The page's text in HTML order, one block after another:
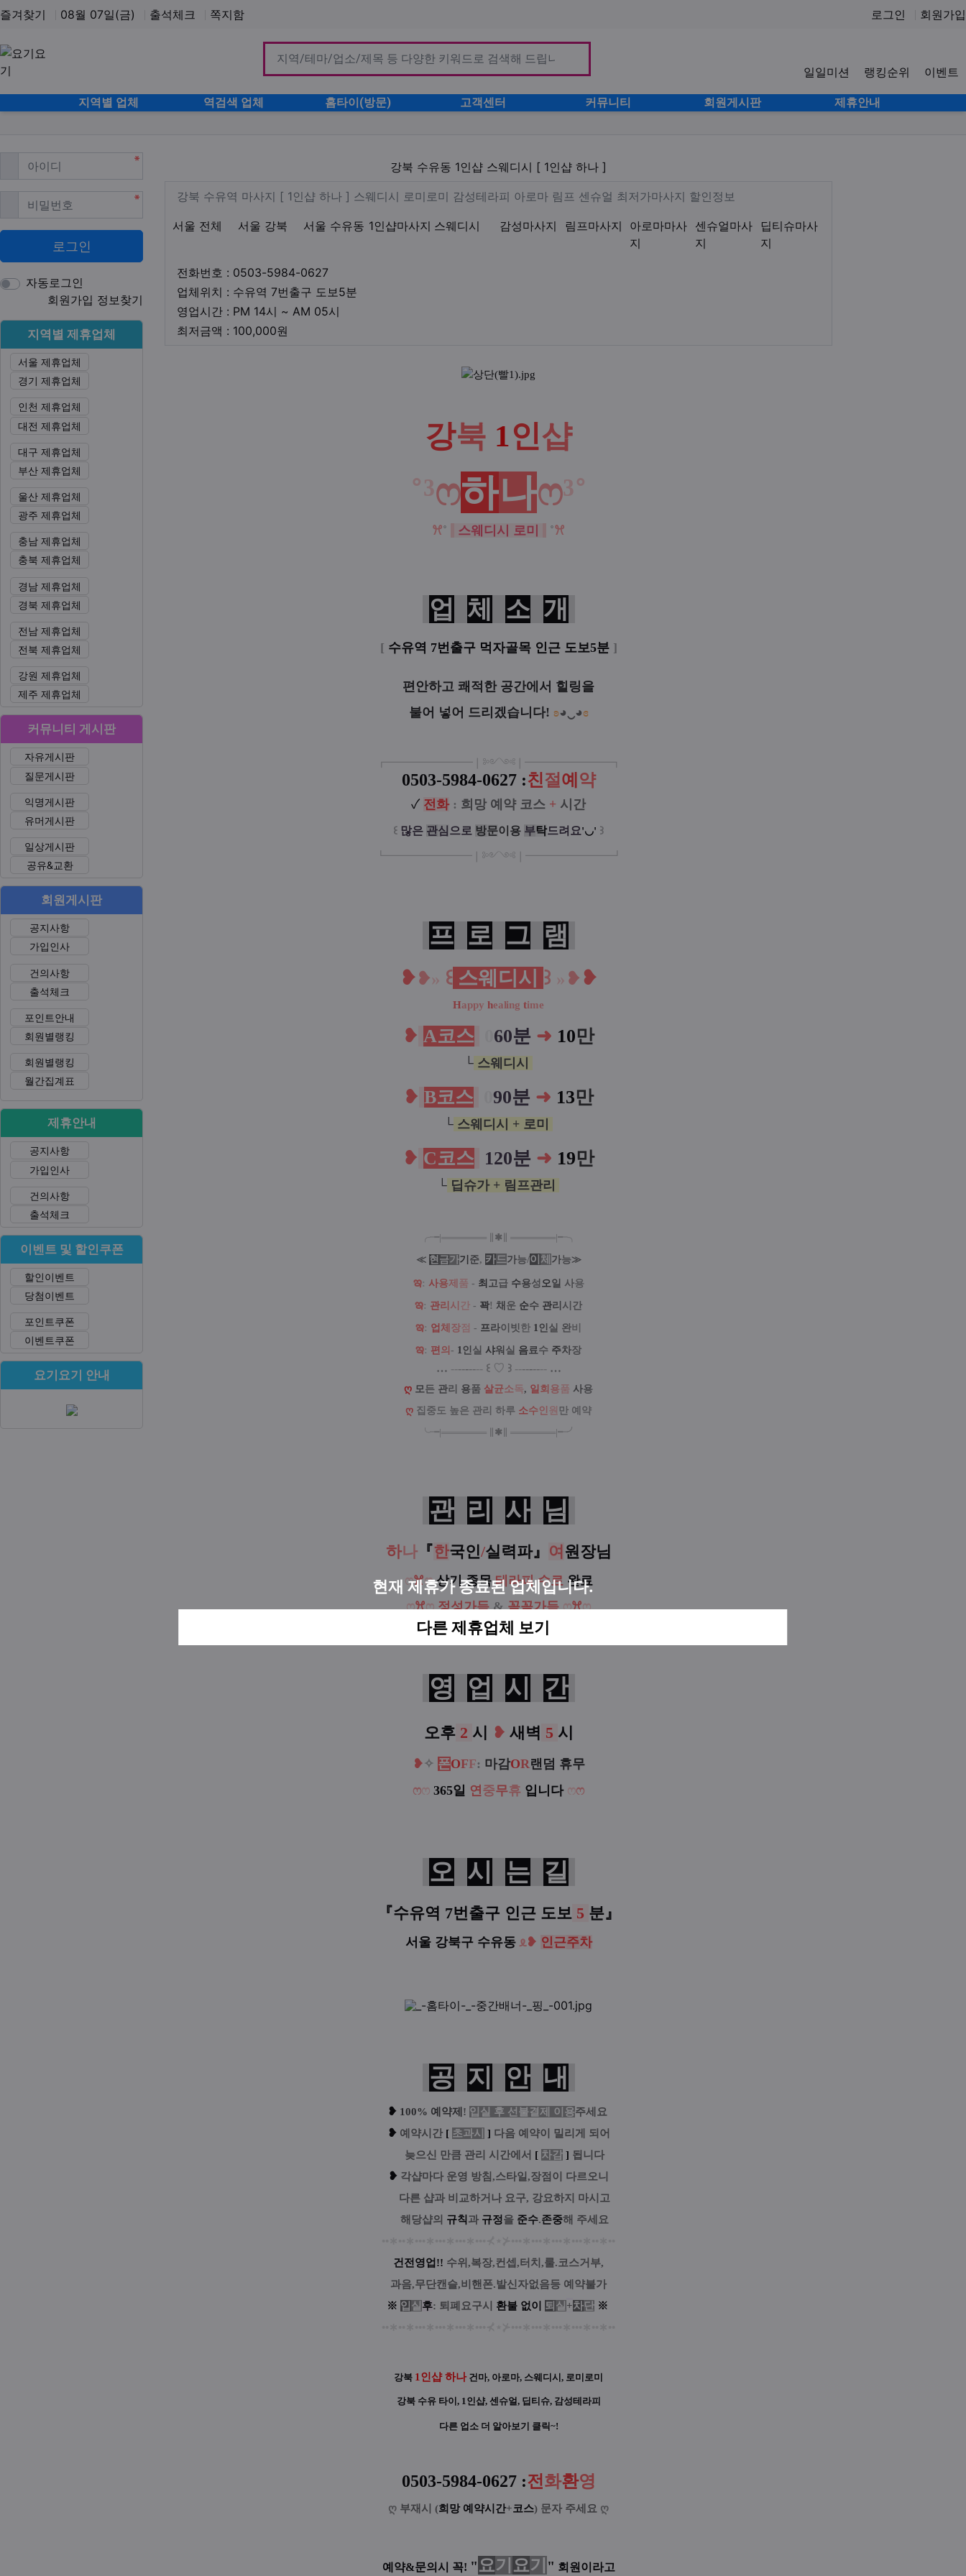
즐겨찾기 08월 07일(금) 출석체크 쪽지함 로그인 회원가입
일일미션 랭킹순위 이벤트
지역별 업체 역검색 업체 홈타이(방문) 고객센터 커뮤니티 회원게시판 제휴안내
현재 제휴가 종료된 업체입니다.
다른 제휴업체 보기
강북 수유동 1인샵 스웨디시 [ 1인샵 하나 ]
강북 수유동 1인샵 스웨디시 [ 1인샵 하나 ]
업체 정보
강북 수유역 마사지 [ 1인샵 하나 ] 스웨디시 로미로미 감성테라피 아로마 림
강북 수유역 마사지 [ 1인샵 하나 ] 스웨디시 로미로미 감성테라피 아로마 림프 센슈얼 최저가마사지 할인정보
서울 전체 서울 강북 서울 수유동
지역1 1인샵마사지 스웨디시 감성마사지 림프마사지
아로마마사
지
센슈얼마사
지
딥티슈마사
지
테마
전화번호 : 0503-5984-0627업체연락처
업체위치 : 수유역 7번출구 도보5분
영업시간 : PM 14시 ~ AM 05시
최저금액 : 100,000원
강북 1인샵
˚³ෆ하나ෆ³˚
ꕮ˚ 스웨디시 로미 ˚ꕮ
업 체 소 개
[ 수유역 7번출구 먹자골목 인근 도보5분 ]
편안하고 쾌적한 공간에서 힐링을
불어 넣어 드리겠습니다! ʚ◕‿◕ɞ
┏━━━━━━━━❘༻༺❘ ━━━━━━━━┓
0503-5984-0627 :친절 예 약
✓ 전화 : 희망 예약 코스 + 시간
꒰ 많은 관심 으로 방문이 용 부탁드려요'◡' ꒱
┗━━━━━━━━❘༻༺❘ ━━━━━━━━┛
프 로 그 램
❥❥» ꒰ 스웨디시 ꒱ » ❥ ❥
Happy healingtime
❥ A코스 60분 ➜ 10만
└ 스웨디시
❥ B코스 090분 ➜ 13만
└ 스웨디시 + 로미
❥ C코스 120분 ➜ 19만
└ 딥슈가 + 림프관리
╭╼|═══════ ✱ ═══════|╾╮
≪ 현 금가기 준, 카드가능/이 체 가능≫
ఇ: 사용제 품 - 최 고급 수용성오일 사용
ఇ: 관리 시 간 - 꽉! 채 운 순수 관리 시간
ఇ: 업 체 장점 - 프라이빗 한 1인실 완비
ఇ: 편 의- 1인실 샤워 실 음료수 주차장
… --------- ꒰ ♡ ꒱ --------- …
ღ 모든 관리 용품 살균소독, 일 회 용품 사용
ღ 집중도 높은 관리 하루 소수인 원 만 예약
╰╼|═══════ ✱ ═══════|╾╯
관 리 사 님
하나『한국인/실력파』 여 원장님
ෆꕮෆ상기 종목테라피 수료완료
ෆꕮෆ 정성가득 &꼼꼼가득ෆꕮෆ
영 업 시 간
오후 2 시 ❥ 새벽 5 시
❥ ✧ 폰OFF: 마감OR랜덤 휴무
ෆෆ 365일 연중무휴 입니다 ෆෆ
오 시 는 길
『수유역 7번출구 인근 도보 5 분』
서울 강북구 수유동ᦸ❥ 인근주차
공 지 안 내
❥ 100% 예약제 ! 입실 후 선불결제 이용주세요
❥ 예 약시간[ 초과시 ] 다음 예약이 밀리게 되어
늦으신 만큼 관리 시간에서 [ 차감] 됩니다
❥ 각샵마다 운영 방침,스타일,장점이 다르오니
다른 샵과 비교하거나 요구, 강요하지 마시고
해당샵의 규칙 과 규정을 준수.존중해 주세요
건전영업!! 수위,복장,컨셉,터치,룰.코스거부,
과음,무단캔슬,비핸폰.발신자없음등 예약불가
※ 입 실 후: 퇴폐요구시 환불 없이 퇴 실 +차단※
강북 1인샵 하나건마, 아로마, 스웨디시, 로미로미
강북 수유 타이, 1인샵, 센슈얼, 딥티슈, 감성테라피
다른 업소 더 알아보기 클릭~!
0503-5984-0627:전화환영
ღ 부재시 (희망 예약시간+코스) 문자 주세요 ღ
예약&문의시 꼭! "요기 요기 " 회원이라고
아이디 필수
비밀번호필수
로그인
자동로그인
회원가입 정보찾기
지역별 제휴업체
서울 제휴업체
경기 제휴업체
인천 제휴업체
대전 제휴업체
대구 제휴업체
부산 제휴업체
울산 제휴업체
광주 제휴업체
충남 제휴업체
충북 제휴업체
경남 제휴업체
경북 제휴업체
전남 제휴업체
전북 제휴업체
강원 제휴업체
제주 제휴업체
커뮤니티 게시판
자유게시판
질문게시판
익명게시판
유머게시판
일상게시판
공유&교환
회원게시판
공지사항
가입인사
건의사항
출석체크
포인트안내
회원별랭킹
회원별랭킹
월간집계표
제휴안내
공지사항
가입인사
건의사항
출석체크
이벤트 및 할인쿠폰
할인이벤트
당첨이벤트
포인트쿠폰
이벤트쿠폰
요기요기 안내